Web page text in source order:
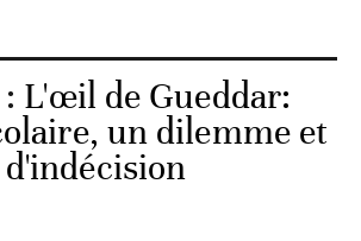
L'œil de Gueddar:
un dilemme et